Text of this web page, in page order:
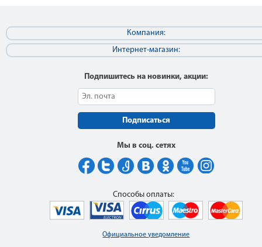
Компания:
Интернет-магазин:
Подпишитесь на новинки, акции:
Подписаться
Мы в соц. сетях
Официальное уведомление
Способы оплаты: